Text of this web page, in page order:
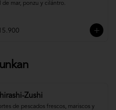
de mar, ponzu y cilántro.
Zushi
de pescados frescos, mariscos y